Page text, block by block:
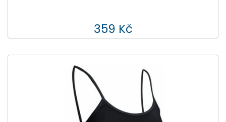
359 Kč